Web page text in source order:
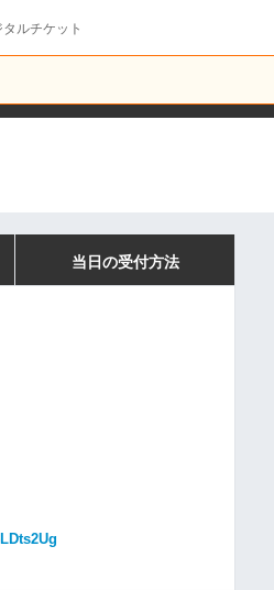
ルチケット
当日の受付方法